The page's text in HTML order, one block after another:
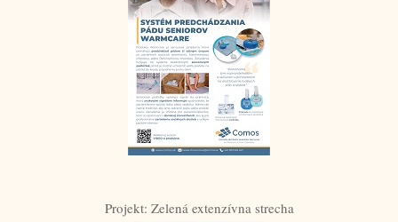
Projekt: Zelená extenzívna strecha